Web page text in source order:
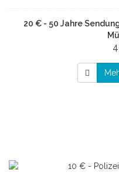
20 € - 50 Jahre